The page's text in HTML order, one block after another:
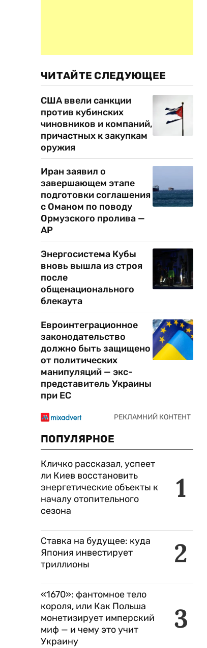
ЧИТАЙТЕ СЛЕДУЮЩЕЕ
США ввели санкции
против кубинских
чиновников и компаний,
причастных к закупкам
оружия
Иран заявил о
завершающем этапе
подготовки соглашения
с Оманом по поводу
Ормузского пролива —
AP
Энергосистема Кубы
вновь вышла из строя
после
общенационального
блекаута
Евроинтеграционное
законодательство
должно быть защищено
от политических
манипуляций — экс-
представитель Украины
при ЕС
ПОПУЛЯРНОЕ
1
Кличко рассказал, успеет
ли Киев восстановить
энергетические объекты к
началу отопительного
сезона
2
Ставка на будущее: куда
Япония инвестирует
триллионы
3
«1670»: фантомное тело
короля, или Как Польша
монетизирует имперский
миф — и чему это учит
Украину